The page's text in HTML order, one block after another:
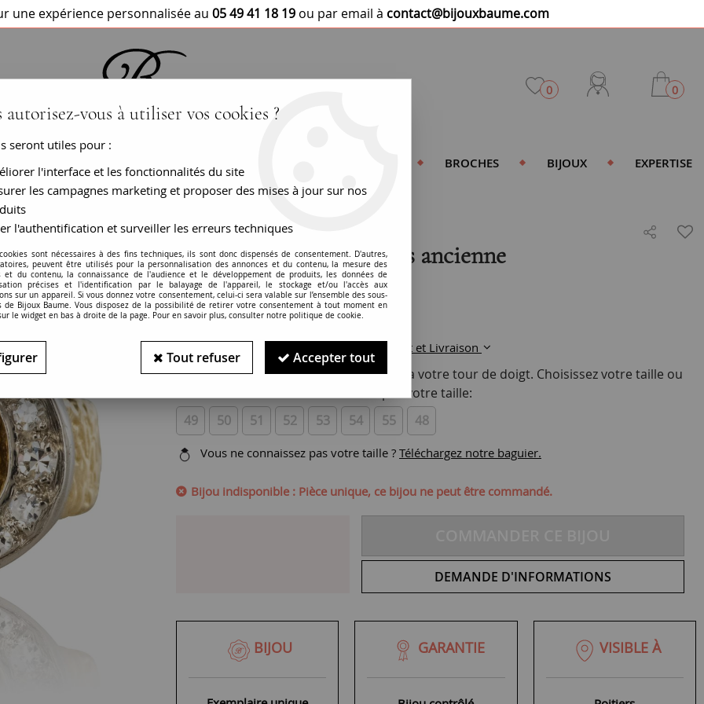
une expérience personnalisée au 05 49 41 18 19 ou par email à contact@bijouxbaume.com
0 0
BROCHES BIJOUX EXPERTISE
Bague ceinture diamants ancienne
RÉF. : 19-077
BIJOU VENDU
Paiement et Livraison
SERVICE OFFERT :Adaptez cette bague à votre tour de doigt. Choisissez votre taille ou
Contactez-nous si vous ne trouvez pas votre taille:
49
50 51 52 53 54 55 48
Vous ne connaissez pas votre taille ? Téléchargez notre baguier.
Bijou indisponible : Pièce unique, ce bijou ne peut être commandé.
DEMANDE D'INFORMATIONS
BIJOU GARANTIE VISIBLE À
autorisez-vous à utiliser vos cookies ?
seront utiles pour :
l'interface et les fonctionnalités du site
les campagnes marketing et proposer des mises à jour sur nos
l'authentification et surveiller les erreurs techniques
sont nécessaires à des fins techniques, ils sont donc dispensés de consentement. D'autres,
peuvent être utilisés pour la personnalisation des annonces et du contenu, la mesure des
et du contenu, la connaissance de l'audience et le développement de produits, les données de
précises et l'identification par le balayage de l'appareil, le stockage et/ou l'accès aux
sur un appareil. Si vous donnez votre consentement, celui-ci sera valable sur l’ensemble des sous-
de Bijoux Baume. Vous disposez de la possibilité de retirer votre consentement à tout moment en
le widget en bas à droite de la page. Pour en savoir plus, consulter notre politique de cookie.
Tout refuser Accepter tout